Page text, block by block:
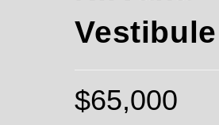
Vestibule
$65,000